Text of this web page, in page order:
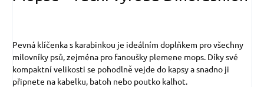
Pevná klíčenka s karabinkou je ideálním doplňkem pro všechny
milovníky psů, zejména pro fanoušky plemene mops. Díky své
kompaktní velikosti se pohodlně vejde do kapsy a snadno ji
připnete na kabelku, batoh nebo poutko kalhot.